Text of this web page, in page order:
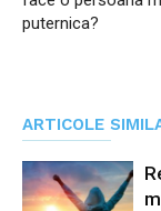
puternica?
ARTICOLE